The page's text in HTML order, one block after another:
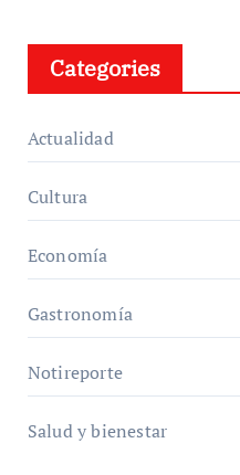
Categories
Actualidad
Cultura
Economía
Gastronomía
Notireporte
Salud y bienestar